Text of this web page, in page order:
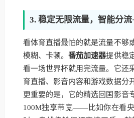
3. 稳定无限流量，智能分
看体育直播最怕的就是流量不够
模糊、卡顿。番茄加速器提供稳
看一场世界杯就用完流量。它还
育直播、影音内容和游戏数据分
更重要的是，它的精选回国影音
100M独享带宽——比如你在看